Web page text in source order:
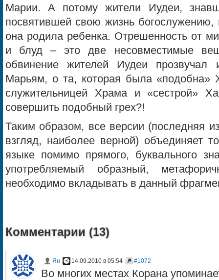
Марии. А потому жители Иудеи,
посвятившей свою жизнь
она родила ребенка. Отрешенность от
и блуд – это две несовместимые
обвинение жителей Иудеи
Марьям, о та, которая была «подобна»
служительницей Храма и «сестрой»
совершить подобный грех?!
Таким образом, все версии (последняя
взгляд, наиболее верной) объединяет
языке помимо прямого, буквального
употребляемый образный,
необходимо вкладывать в данный
Комментарии (13)
Ян 14.09.2010 в 05:54 #1072
Во многих местах Корана